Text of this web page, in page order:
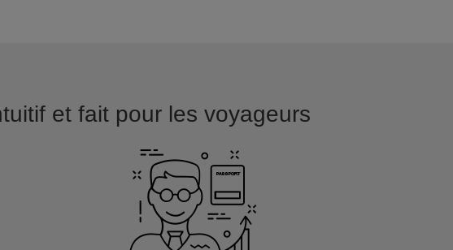
et fait pour les voyageurs